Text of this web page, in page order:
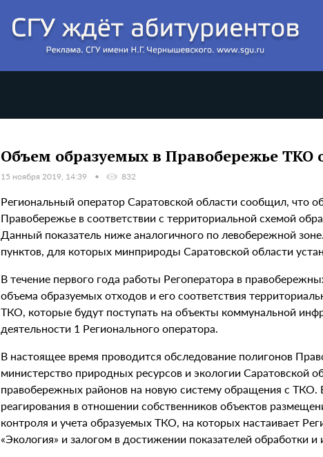
Объем образуемых в Правобережье ТКО
15 ноября 2019, 14:39 832
Региональный оператор Саратовской области сообщил, что
Правобережье в соответствии с территориальной схемой
Данный показатель ниже аналогичного по левобережной
пунктов, для которых минприроды Саратовской области
В течение первого года работы Регоператора в
объема образуемых отходов и его соответствия
ТКО, которые будут поступать на объекты коммунальной
деятельности 1 Регионального оператора.
В настоящее время проводится обследование полигонов
министерство природных ресурсов и экологии Саратовской
правобережных районов на новую систему обращения с
реагирования в отношении собственников объектов
контроля и учета образуемых ТКО, на которых настаивает
«Экология» и залогом в достижении показателей обработки и